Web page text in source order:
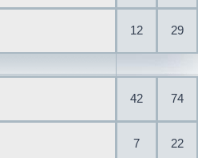
12 29
42 74
7 22